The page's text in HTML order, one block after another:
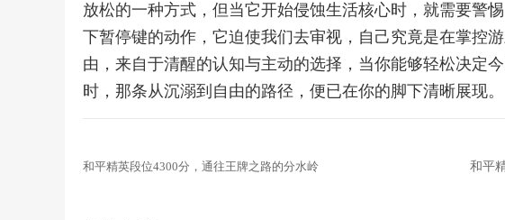
放松的一种方式，但当它开始侵蚀生活核心时，就需要警
下暂停键的动作，它迫使我们去审视，自己究竟是在掌控
由，来自于清醒的认知与主动的选择，当你能够轻松决定
时，那条从沉溺到自由的路径，便已在你的脚下清晰展现。
和平精英段位4300分，通往王牌之路的分水岭
和平